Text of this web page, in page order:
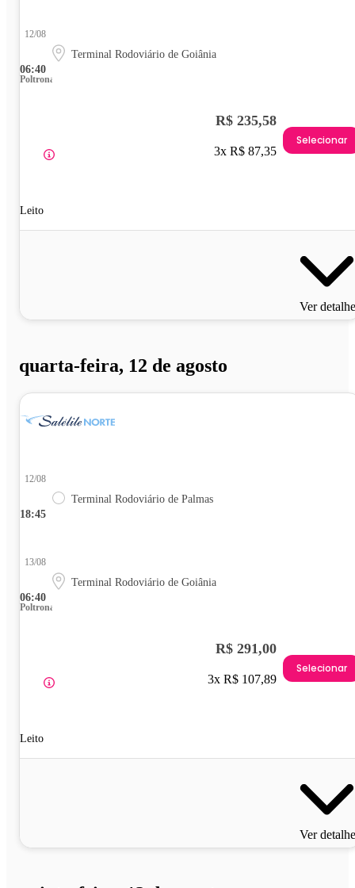
06:40
12/08
Terminal Rodoviário de Goiânia
Poltrona
Leito
R$ 235,58
3x R$ 87,35
Selecionar
Ver
quarta-feira, 12 de agosto
18:45
12/08
Terminal Rodoviário de Palmas
06:40
13/08
Terminal Rodoviário de Goiânia
Poltrona
Leito
R$ 291,00
3x R$ 107,89
Selecionar
Ver